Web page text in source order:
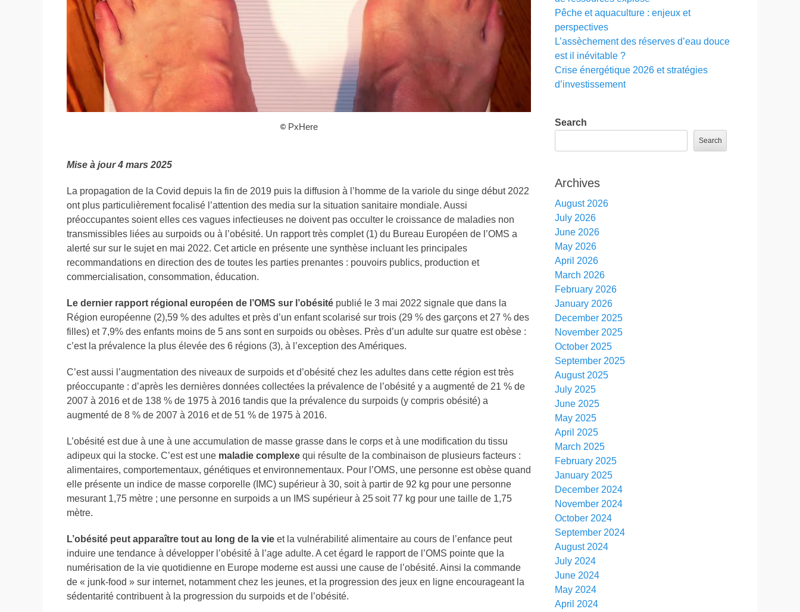
©PxHere
Mise à jour 4 mars 2025
La propagation de la Covid depuis la fin de 2019 puis la diffusion à l’homme de la variole du singe début 2022
ont plus particulièrement focalisé l’attention des media sur la situation sanitaire mondiale. Aussi
préoccupantes soient elles ces vagues infectieuses ne doivent pas occulter le croissance de maladies non
transmissibles liées au surpoids ou à l’obésité. Un rapport très complet (1) du Bureau Européen de l’OMS a
alerté sur sur le sujet en mai 2022. Cet article en présente une synthèse incluant les principales
recommandations en direction des de toutes les parties prenantes : pouvoirs publics, production et
commercialisation, consommation, éducation.
Le dernier rapport régional européen de l’OMS sur l’obésité publié le 3 mai 2022 signale que dans la
Région européenne (2),59 % des adultes et près d’un enfant scolarisé sur trois (29 % des garçons et 27 % des
filles) et 7,9% des enfants moins de 5 ans sont en surpoids ou obèses. Près d’un adulte sur quatre est obèse :
c’est la prévalence la plus élevée des 6 régions (3), à l’exception des Amériques.
C’est aussi l’augmentation des niveaux de surpoids et d’obésité chez les adultes dans cette région est très
préoccupante : d’après les dernières données collectées la prévalence de l’obésité y a augmenté de 21 % de
2007 à 2016 et de 138 % de 1975 à 2016 tandis que la prévalence du surpoids (y compris obésité) a
augmenté de 8 % de 2007 à 2016 et de 51 % de 1975 à 2016.
L’obésité est due à une à une accumulation de masse grasse dans le corps et à une modification du tissu
adipeux qui la stocke. C’est est une maladie complexe qui résulte de la combinaison de plusieurs facteurs :
alimentaires, comportementaux, génétiques et environnementaux. Pour l’OMS, une personne est obèse quand
elle présente un indice de masse corporelle (IMC) supérieur à 30, soit à partir de 92 kg pour une personne
mesurant 1,75 mètre ; une personne en surpoids a un IMS supérieur à 25soit 77 kg pour une taille de 1,75
mètre.
L’obésité peut apparaître tout au long de la vie et la vulnérabilité alimentaire au cours de l’enfance peut
induire une tendance à développer l’obésité à l’age adulte. A cet égard le rapport de l’OMS pointe que la
numérisation de la vie quotidienne en Europe moderne est aussi une cause de l’obésité. Ainsi la commande
de « junk-food » sur internet, notamment chez les jeunes, et la progression des jeux en ligne encourageant la
sédentarité contribuent à la progression du surpoids et de l’obésité.
Pêche et aquaculture : enjeux et
perspectives
L’assèchement des réserves d’eau douce
est il inévitable ?
Crise énergétique 2026 et stratégies
d’investissement
Search
Search
Archives
August 2026
July 2026
June 2026
May 2026
April 2026
March 2026
February 2026
January 2026
December 2025
November 2025
October 2025
September 2025
August 2025
July 2025
June 2025
May 2025
April 2025
March 2025
February 2025
January 2025
December 2024
November 2024
October 2024
September 2024
August 2024
July 2024
June 2024
May 2024
April 2024